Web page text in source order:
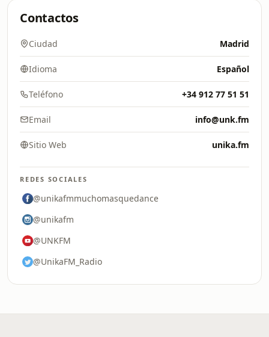
Contactos
Ciudad Madrid
Idioma Español
Teléfono +34 912 77 51 51
Email info@unk.fm
Sitio Web unika.fm
REDES SOCIALES
@unikafmmuchomasquedance
@unikafm
@UNKFM
@UnikaFM_Radio